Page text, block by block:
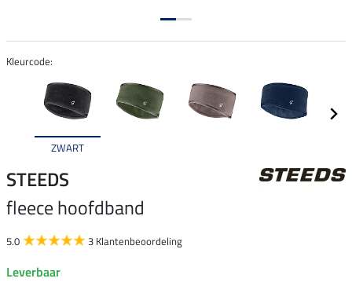
Kleurcode:
ZWART
STEEDS
fleece hoofdband
5.0 3 Klantenbeoordeling
Leverbaar